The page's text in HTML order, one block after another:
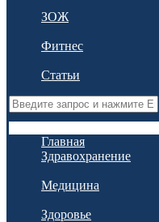
ЗОЖ
Фитнес
Статьи
Главная
Здравохранение
Медицина
Здоровье